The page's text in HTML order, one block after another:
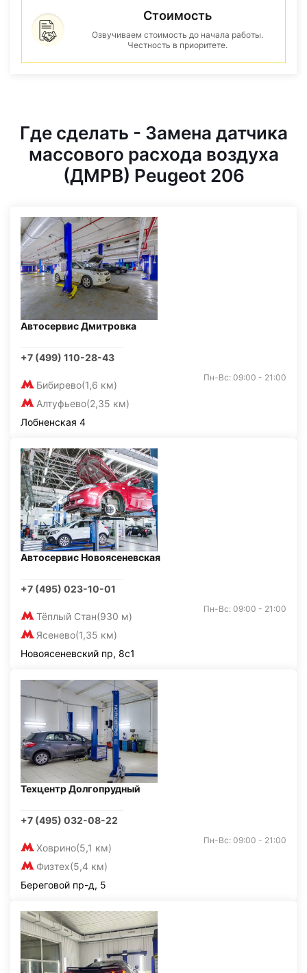
Стоимость
Озвучиваем стоимость до начала работы.
Честность в приоритете.
Где сделать - Замена датчика
массового расхода воздуха
(ДМРВ) Peugeot 206
Автосервис Дмитровка
+7 (499) 110-28-43
Бибирево(1,6 км)
Алтуфьево(2,35 км)
Пн-Вс: 09:00 - 21:00
Лобненская 4
Автосервис Новоясеневская
+7 (495) 023-10-01
Тёплый Стан(930 м)
Ясенево(1,35 км)
Пн-Вс: 09:00 - 21:00
Новоясеневский пр, 8с1
Техцентр Долгопрудный
+7 (495) 032-08-22
Ховрино(5,1 км)
Физтех(5,4 км)
Пн-Вс: 09:00 - 21:00
Береговой пр-д, 5